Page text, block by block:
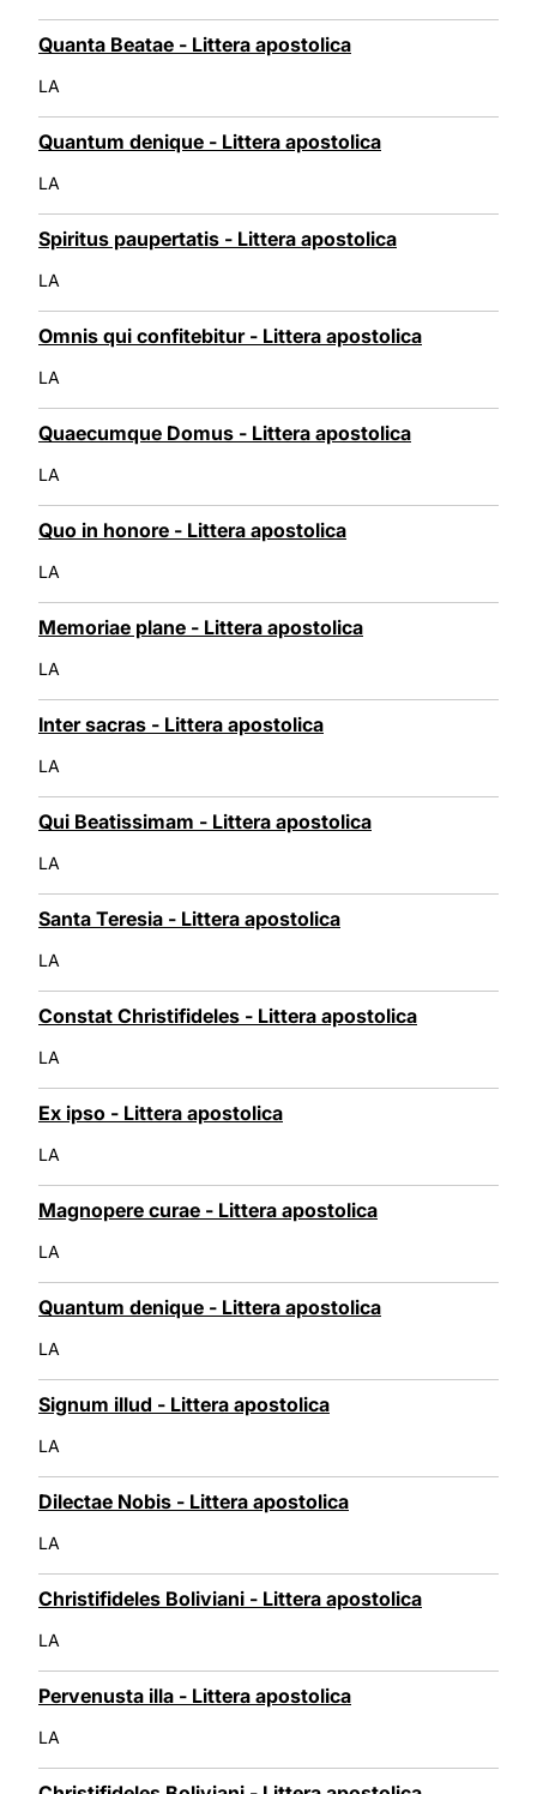
Quanta Beatae - Littera apostolica
LA
Quantum denique - Littera apostolica
LA
Spiritus paupertatis - Littera apostolica
LA
Omnis qui confitebitur - Littera apostolica
LA
Quaecumque Domus - Littera apostolica
LA
Quo in honore - Littera apostolica
LA
Memoriae plane - Littera apostolica
LA
Inter sacras - Littera apostolica
LA
Qui Beatissimam - Littera apostolica
LA
Santa Teresia - Littera apostolica
LA
Constat Christifideles - Littera apostolica
LA
Ex ipso - Littera apostolica
LA
Magnopere curae - Littera apostolica
LA
Quantum denique - Littera apostolica
LA
Signum illud - Littera apostolica
LA
Dilectae Nobis - Littera apostolica
LA
Christifideles Boliviani - Littera apostolica
LA
Pervenusta illa - Littera apostolica
LA